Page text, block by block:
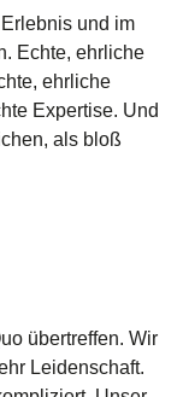
und im
Echte, ehrliche
ehrliche
Expertise. Und
als bloß
übertreffen. Wir
Leidenschaft.